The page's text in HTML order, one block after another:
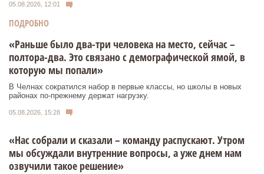
05.08.2026, 12:01
ПОДРОБНО
«Раньше было два-три человека на место, сейчас –
полтора-два. Это связано с демографической ямой, в
которую мы попали»
В Челнах сократился набор в первые классы, но школы в новых
районах по-прежнему держат нагрузку.
05.08.2026, 15:28
«Нас собрали и сказали – команду распускают. Утром
мы обсуждали внутренние вопросы, а уже днем нам
озвучили такое решение»